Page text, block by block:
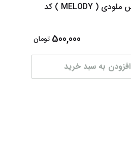
خودکار - روانویس ملودی ( MELODY ) کد
500,000 تومان
افزودن به سبد خرید